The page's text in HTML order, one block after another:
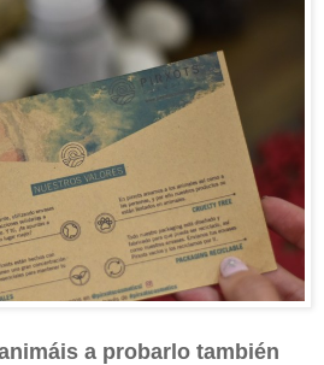
a probarlo también